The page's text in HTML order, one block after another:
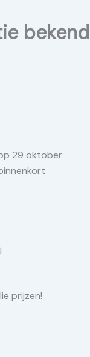
bekend
29 oktober
prijzen!